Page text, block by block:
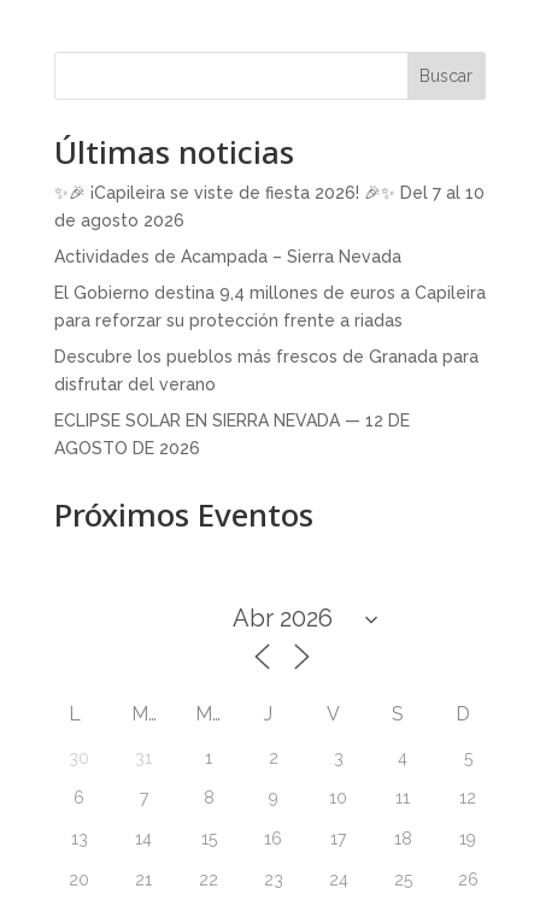
Buscar
Últimas noticias
✨🎉 ¡Capileira se viste de fiesta 2026! 🎉✨ Del 7 al 10
de agosto 2026
Actividades de Acampada – Sierra Nevada
El Gobierno destina 9,4 millones de euros a Capileira
para reforzar su protección frente a riadas
Descubre los pueblos más frescos de Granada para
disfrutar del verano
ECLIPSE SOLAR EN SIERRA NEVADA — 12 DE
AGOSTO DE 2026
Próximos Eventos
L M M J V S D
30 31 1 2 3 4 5
6 7 8 9 10 11 12
13 14 15 16 17 18 19
20 21 22 23 24 25 26